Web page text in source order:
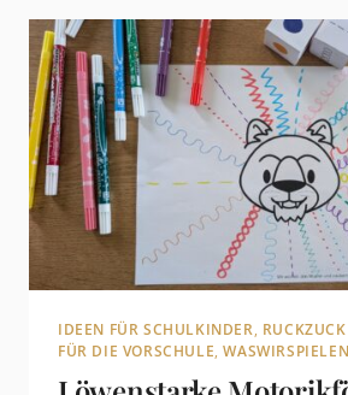
IDEEN FÜR SCHULKINDER,
FÜR DIE VORSCHULE,WASWIRSPIELEN